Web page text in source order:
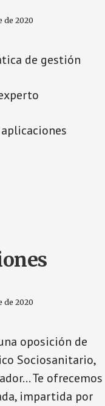
de 2020
de gestión
de 2020
oposición de
Sociosanitario,
Te ofrecemos
impartida por